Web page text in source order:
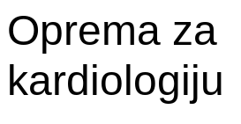
Oprema za
kardiologiju